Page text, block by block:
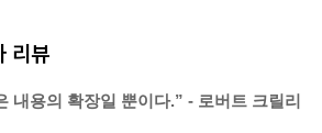
리뷰
내용의 확장일 뿐이다.” - 로버트 크릴리